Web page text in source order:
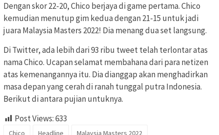
Dengan skor 22-20, Chico berjaya di game pertama. Chico
kemudian menutup gim kedua dengan 21-15 untuk jadi
juara Malaysia Masters 2022! Dia menang dua set langsung.
Di Twitter, ada lebih dari 93 ribu tweet telah terlontar atas
nama Chico. Ucapan selamat membahana dari para netizen
atas kemenangannya itu. Dia dianggap akan menghadirkan
masa depan yang cerah di ranah tunggal putra Indonesia.
Berikut di antara pujian untuknya.
Post Views:633
Chico Headline Malaysia Masters 2022